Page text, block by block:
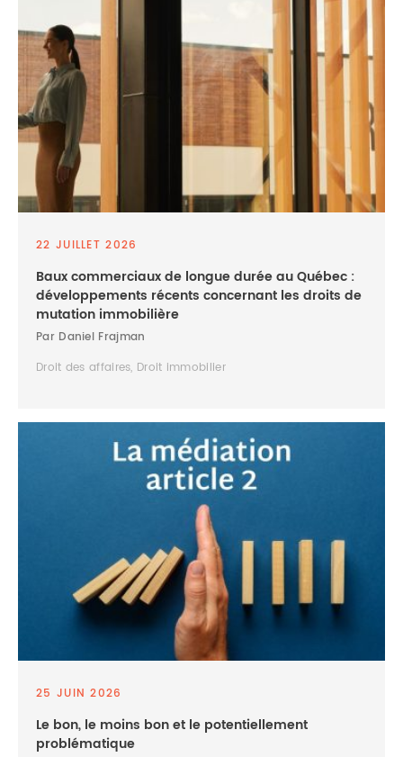
22 JUILLET 2026
Baux commerciaux de longue durée au Québec :
développements récents concernant les droits de
mutation immobilière
Par Daniel Frajman
Droit des affaires, Droit immobilier
25 JUIN 2026
Le bon, le moins bon et le potentiellement
problématique